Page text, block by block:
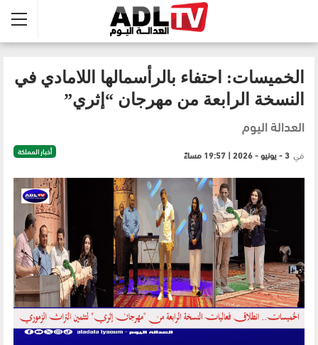
الخميسات: احتفاء بالرأسمالها اللامادي في
النسخة الرابعة من مهرجان “إثري”
العدالة اليوم
أخبار المملكة في 3 - يونيو - 2026 | 19:57 مساءً